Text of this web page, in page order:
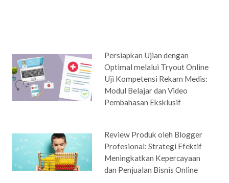
Persiapkan Ujian dengan
Optimal melalui Tryout Online
Uji Kompetensi Rekam Medis:
Modul Belajar dan Video
Pembahasan Eksklusif
Review Produk oleh Blogger
Profesional: Strategi Efektif
Meningkatkan Kepercayaan
dan Penjualan Bisnis Online